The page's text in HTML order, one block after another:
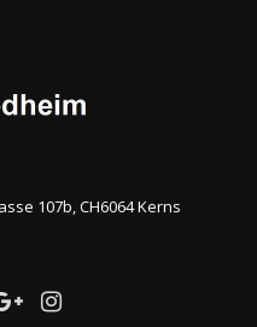
107b, CH6064 Kerns